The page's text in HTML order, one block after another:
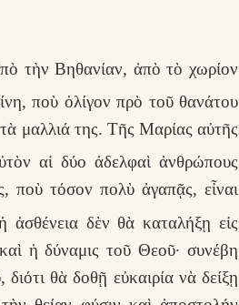
τὴν Βηθανίαν, ἀπὸ τὸ χωρίον
ποὺ ὀλίγον πρὸ τοῦ θανάτου
μαλλιά της. Τῆς Μαρίας αὐτῆς
αἱ δύο ἀδελφαὶ ἀνθρώπους
ποὺ τόσον πολὺ ἀγαπᾷς, εἶναι
δὲν θὰ καταλήξῃ εἰς
ἡ δύναμις τοῦ Θεοῦ· συνέβη
θὰ δοθῇ εὐκαιρία νὰ δείξῃ